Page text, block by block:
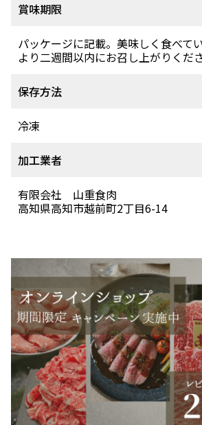
賞味期限
パッケージに記載。美味しく食べて
より二週間以内にお召し上がりくだ
保存方法
冷凍
加工業者
有限会社 山重食肉
高知県高知市越前町2丁目6-14